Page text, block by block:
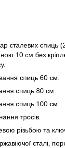
сталевих спиць
10 см без
спиць 60 см.
спиць 80 см.
спиць 100 см.
тросів.
різьбою та
сталі,